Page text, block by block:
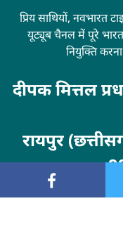
प्रिय साथियों, नवभारत
यूट्यूब चैनल में पूरे भारत
नियुक्ति
दीपक मित्तल
रायपुर